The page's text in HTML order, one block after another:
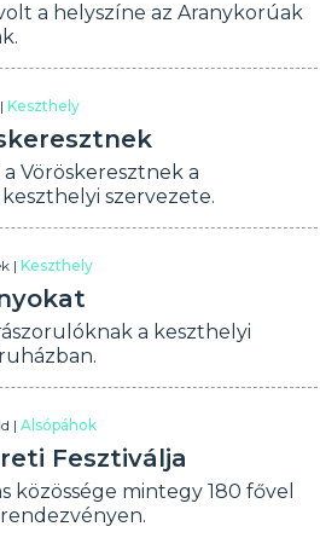
a helyszíne az Aranykorúak
|Keszthely
Vöröskeresztnek a
szervezete.
|Keszthely
a keszthelyi
|Alsópáhok
Fesztiválja
közössége mintegy 180 fővel